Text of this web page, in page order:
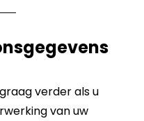
verder als u
van uw